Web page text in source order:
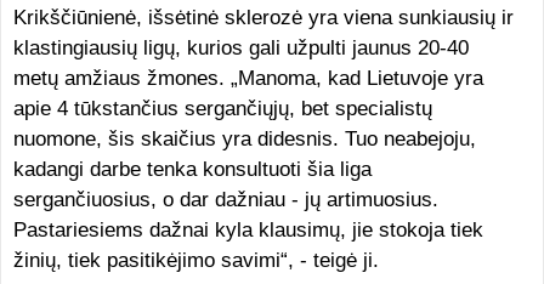
Krikščiūnienė, išsėtinė sklerozė yra viena sunkiausių ir
klastingiausių ligų, kurios gali užpulti jaunus 20-40
metų amžiaus žmones. „Manoma, kad Lietuvoje yra
apie 4 tūkstančius sergančiųjų, bet specialistų
nuomone, šis skaičius yra didesnis. Tuo neabejoju,
kadangi darbe tenka konsultuoti šia liga
sergančiuosius, o dar dažniau - jų artimuosius.
Pastariesiems dažnai kyla klausimų, jie stokoja tiek
žinių, tiek pasitikėjimo savimi“, - teigė ji.